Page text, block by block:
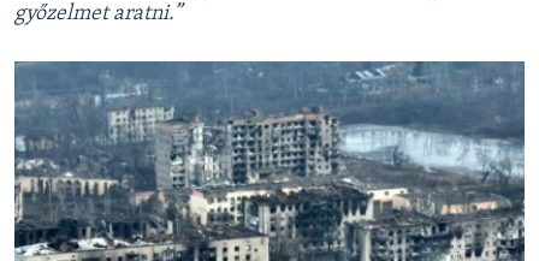
győzelmet aratni.”